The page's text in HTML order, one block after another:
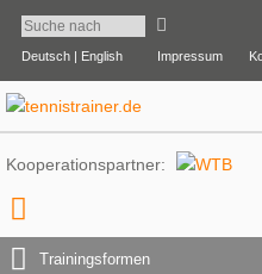
Deutsch | English Impressum
Kooperationspartner:
Trainingsformen